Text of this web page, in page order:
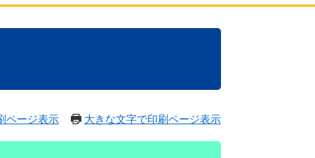
ページ表示 大きな文字で印刷ページ表示